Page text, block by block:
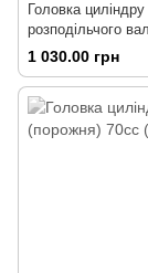
Головка
розподільчого
зборі 50сс (39мм)
1 030.00 грн